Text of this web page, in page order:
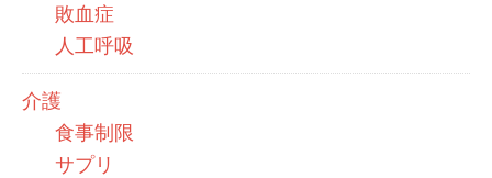
敗血症
人工呼吸
介護
食事制限
サプリ